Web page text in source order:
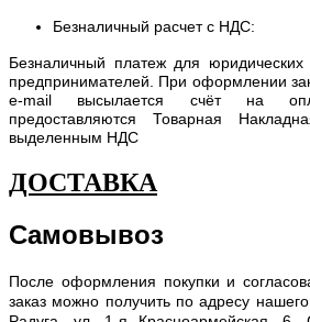
Безналичный расчет с НДС:
Безналичный платеж для
предпринимателей. При оформлении
e-mail высылается счёт на
предоставляются Товарная
выделенным НДС
ДОСТАВКА
Самовывоз
После оформления покупки и
заказ можно получить по адресу